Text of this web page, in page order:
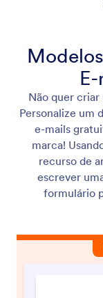
Não quer
Personalize um
e-mails
marca!
recurso de
escrever
formulário